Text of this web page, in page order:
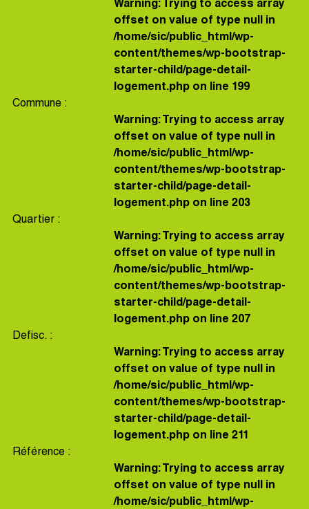
Warning: Trying to access array
offset on value of type null in
/home/sic/public_html/wp-
content/themes/wp-bootstrap-
starter-child/page-detail-
logement.php on line 199
Commune :
Warning: Trying to access array
offset on value of type null in
/home/sic/public_html/wp-
content/themes/wp-bootstrap-
starter-child/page-detail-
logement.php on line203
Quartier :
Warning: Trying to access array
offset on value of type null in
/home/sic/public_html/wp-
content/themes/wp-bootstrap-
starter-child/page-detail-
logement.php on line207
Defisc. :
Warning: Trying to access array
offset on value of type null in
/home/sic/public_html/wp-
content/themes/wp-bootstrap-
starter-child/page-detail-
logement.php on line211
Référence :
Warning: Trying to access array
offset on value of type null in
/home/sic/public_html/wp-